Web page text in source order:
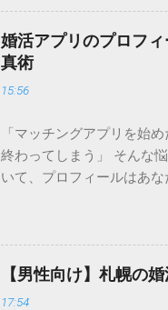
のランクを知った上でど
場価値が決まる仕組み 婚
る「需要」を可視化した
価されるポイントが大き
は**「年収」と「職業」**
上）や清潔感のある容姿
活市場で最も強い影響力
姿、愛嬌がある Aランク
立ち振る舞いや「居心地
ランクを把握することに
婚活で疲弊してしまう最
婚活アプリのプロフ
真術
15:56
「マッチングアプリを始
終わってしまう」 そんな
いて、プロフィールはあ
ロフィールの法則」があ
せる」**という視点です
文・詳細項目の3ステッ
において、写真は最も重
【男性向け】札幌の
17:54